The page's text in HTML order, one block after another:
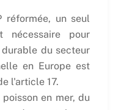
réformée, un seul
nécessaire pour
du secteur
en Europe est
l'article 17.
en mer, du